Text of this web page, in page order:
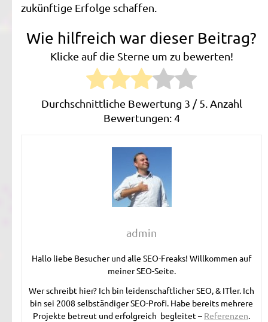
zukünftige Erfolge schaffen.
Wie hilfreich war dieser Beitrag?
Klicke auf die Sterne um zu bewerten!
Durchschnittliche Bewertung 3 / 5. Anzahl
Bewertungen:4
admin
Hallo liebe Besucher und alle SEO-Freaks! Willkommen auf
meiner SEO-Seite.
Wer schreibt hier? Ich bin leidenschaftlicher SEO, & ITler. Ich
bin sei 2008 selbständiger SEO-Profi. Habe bereits mehrere
Projekte betreut und erfolgreich begleitet – Referenzen.